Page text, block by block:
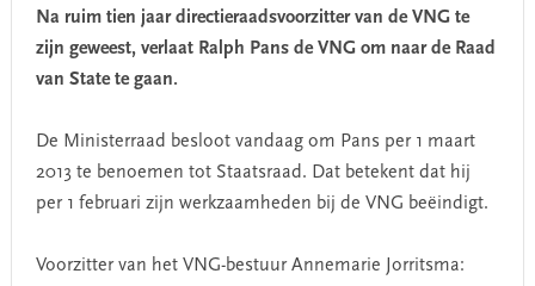
Na ruim tien jaar directieraadsvoorzitter van de VNG te
zijn geweest, verlaat Ralph Pans de VNG om naar de Raad
van State te gaan.
De Ministerraad besloot vandaag om Pans per 1 maart
2013 te benoemen tot Staatsraad. Dat betekent dat hij
per 1 februari zijn werkzaamheden bij de VNG beëindigt.
Voorzitter van het VNG-bestuur Annemarie Jorritsma: